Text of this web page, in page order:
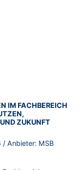
IM FACHBEREICH
ZUKUNFT
/ Anbieter: MSB